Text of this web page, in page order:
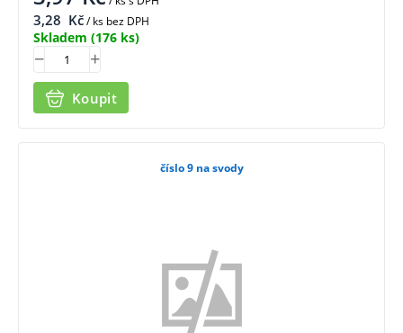
3,28 Kč/ ks bez DPH
Skladem (176 ks)
Koupit
číslo 9 na svody